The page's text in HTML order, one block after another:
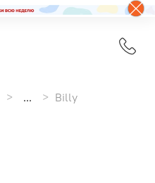
... Billy